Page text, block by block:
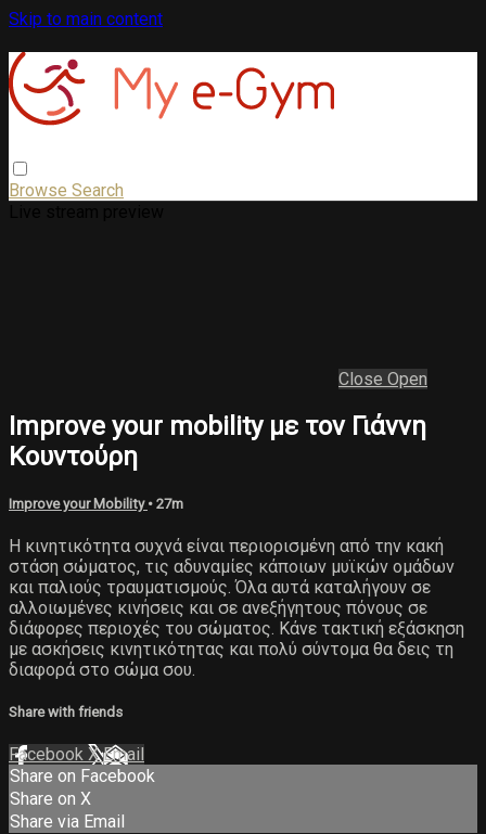
Skip to main content
Browse Search
Close Open
Improve your mobility με τον Γιάννη
Κουντούρη
Improve your Mobility • 27m
Η κινητικότητα συχνά είναι περιορισμένη από την κακή
στάση σώματος, τις αδυναμίες κάποιων μυϊκών ομάδων
και παλιούς τραυματισμούς. Όλα αυτά καταλήγουν σε
αλλοιωμένες κινήσεις και σε ανεξήγητους πόνους σε
διάφορες περιοχές του σώματος. Κάνε τακτική εξάσκηση
με ασκήσεις κινητικότητας και πολύ σύντομα θα δεις τη
διαφορά στο σώμα σου.
Share with friends
Facebook XEmail
Share on Facebook
Share on X
Share via Email